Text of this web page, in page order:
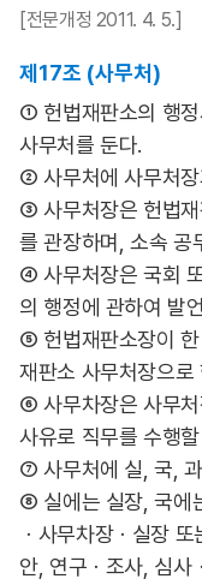
[전문개정 2011. 4. 5.]
제17조 (사무처)
① 헌법재판소의 행정
사무처를 둔다.
② 사무처에 사무처
③ 사무처장은 헌법
를 관장하며, 소속 공
④ 사무처장은 국회
의 행정에 관하여 발
⑤ 헌법재판소장이
재판소 사무처장으로
⑥ 사무차장은 사무
사유로 직무를 수행
⑦ 사무처에 실, 국,
⑧ 실에는 실장, 국에
ㆍ사무차장ㆍ실장
안, 연구ㆍ조사, 심사